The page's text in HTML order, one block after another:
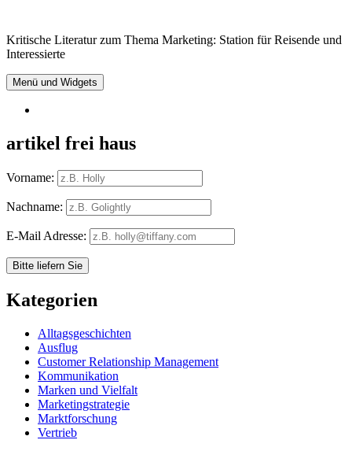
Inhalt
Kritische Literatur zum Thema Marketing: Station für Reisende und
Interessierte
Menü und Widgets
artikel frei haus
Vorname:
Nachname:
E-Mail Adresse:
Kategorien
Alltagsgeschichten
Ausflug
Customer Relationship Management
Kommunikation
Marken und Vielfalt
Marketingstrategie
Marktforschung
Vertrieb